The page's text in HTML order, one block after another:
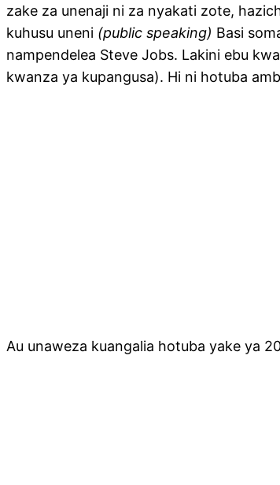
zake za unenaji ni za nyakati zote,
kuhusu uneni (public speaking) Basi
nampendelea Steve Jobs. Lakini ebu
kwanza ya kupangusa). Hi ni hotuba
Au unaweza kuangalia hotuba yake ya